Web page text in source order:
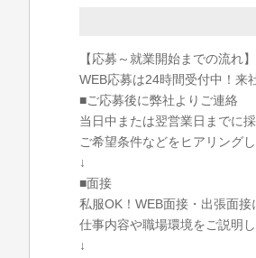
【応募～就業開始までの流れ】
WEB応募は24時間受付中！
■ご応募後に弊社よりご連絡
当日中または翌営業日までに
ご希望条件などをヒアリングし
↓
■面接
私服OK！WEB面接・出張面接
仕事内容や職場環境をご説明し
↓